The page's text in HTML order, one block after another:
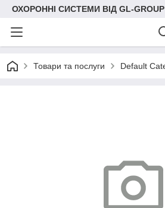
ОХОРОННІ СИСТЕМИ ВІД GL-GROUP
Товари та послуги Default